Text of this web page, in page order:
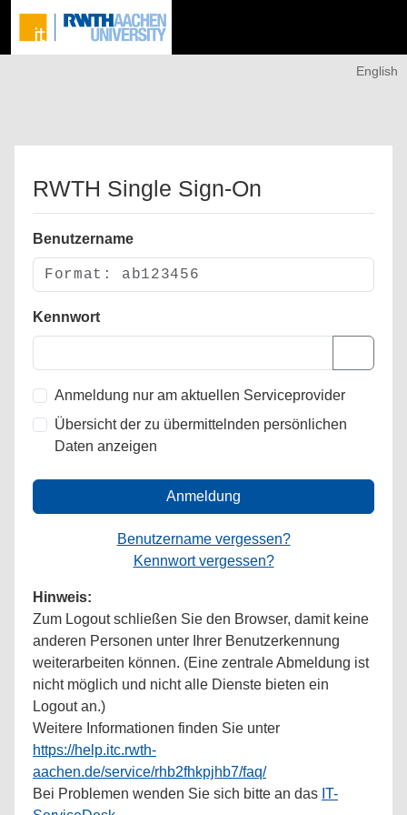
English
RWTH Single Sign-On
Benutzername
Kennwort
Anmeldung nur am aktuellen Serviceprovider
Übersicht der zu übermittelnden persönlichen
Daten anzeigen
Anmeldung
Benutzername vergessen?
Kennwort vergessen?
Hinweis:
Zum Logout schließen Sie den Browser, damit keine
anderen Personen unter Ihrer Benutzerkennung
weiterarbeiten können. (Eine zentrale Abmeldung ist
nicht möglich und nicht alle Dienste bieten ein
Logout an.)
Weitere Informationen finden Sie unter
https://help.itc.rwth-
aachen.de/service/rhb2fhkpjhb7/faq/
Bei Problemen wenden Sie sich bitte an das IT-